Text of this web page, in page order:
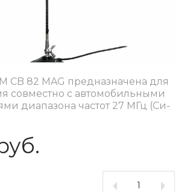
CB 82 MAG предназначена для
совместно с автомобильными
диапазона частот 27 МГц (Си-